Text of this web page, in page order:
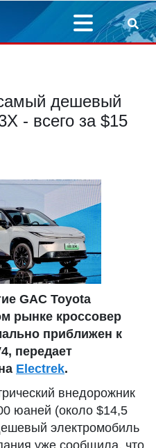
дешевый
- всего за $15
GAC Toyota
рынке кроссовер
приближен к
передает
Electrek.
внедорожник
юаней (около $14,5
электромобиль
уже сообщила, что